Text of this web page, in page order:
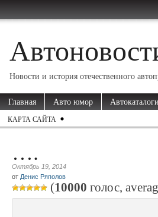
Новости и история отечественного
Главная Авто юмор
КАРТА САЙТА
….
Октябрь 19, 2014
от Денис Ряполов
(10000 голос,